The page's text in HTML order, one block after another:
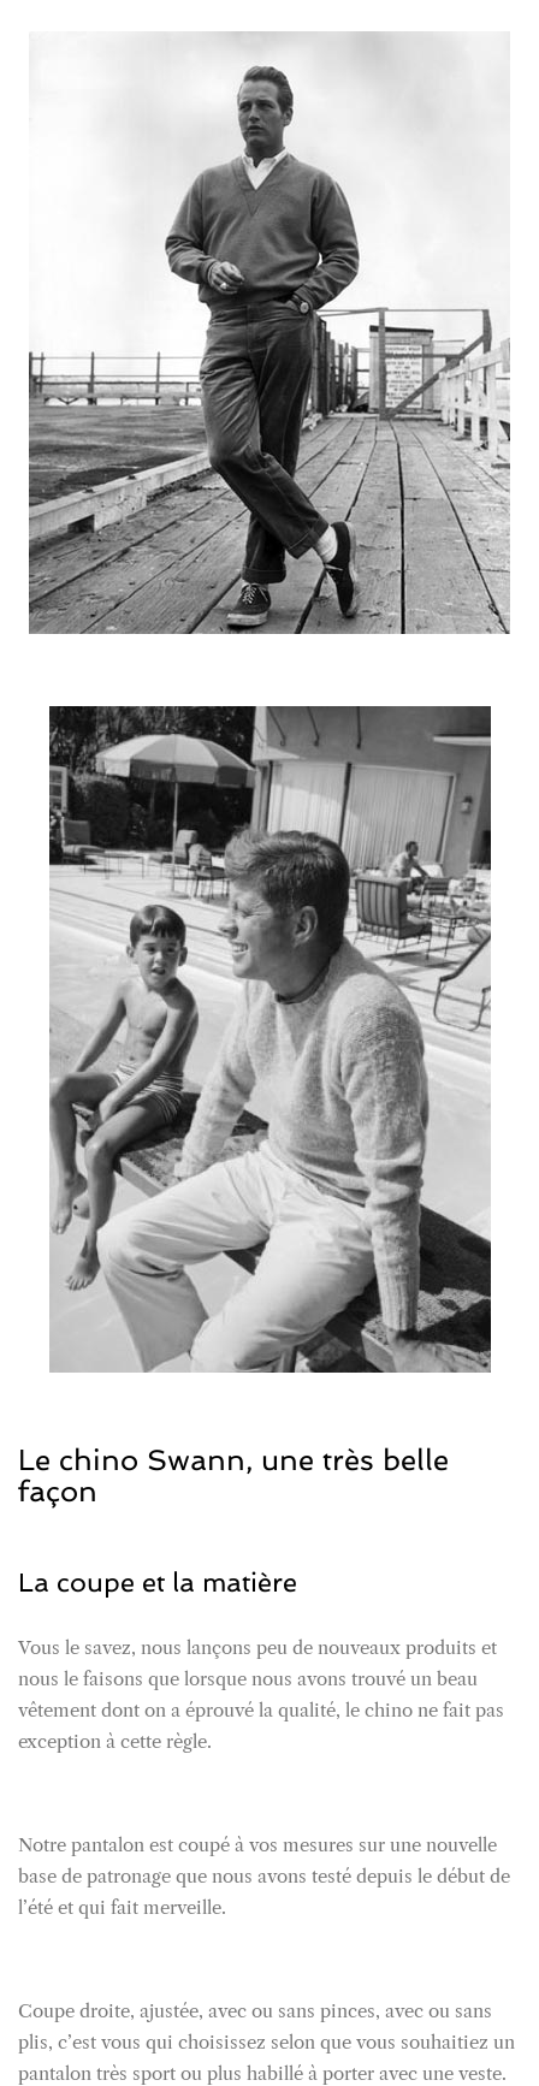
Le chino Swann, une très belle
façon
La coupe et la matière
Vous le savez, nous lançons peu de nouveaux produits et
nous le faisons que lorsque nous avons trouvé un beau
vêtement dont on a éprouvé la qualité, le chino ne fait pas
exception à cette règle.
Notre pantalon est coupé à vos mesures sur une nouvelle
base de patronage que nous avons testé depuis le début de
l’été et qui fait merveille.
Coupe droite, ajustée, avec ou sans pinces, avec ou sans
plis, c’est vous qui choisissez selon que vous souhaitiez un
pantalon très sport ou plus habillé à porter avec une veste.